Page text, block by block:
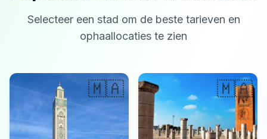
Selecteer een stad om de beste tarieven en
ophaallocaties te zien
🇲🇦 🇲🇦